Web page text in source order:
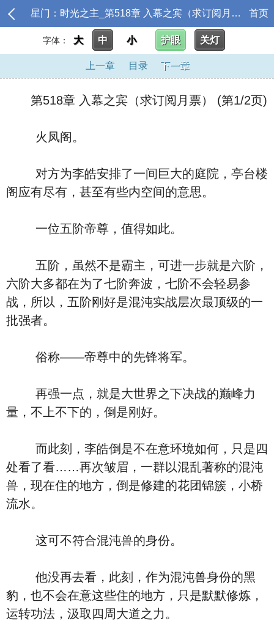
星门：时光之主_第518章 入幕之宾（求订阅月票） 首页
字体： 大 中 小 护眼 关灯
上一章 目录 下一章
第518章 入幕之宾（求订阅月票） (第1/2页)
火凤阁。
对方为李皓安排了一间巨大的庭院，亭台楼
阁应有尽有，甚至有些内空间的意思。
一位五阶帝尊，值得如此。
五阶，虽然不是霸主，可进一步就是六阶，
六阶大多都在为了七阶奔波，七阶不会轻易参
战，所以，五阶刚好是混沌实战层次最顶级的一
批强者。
俗称——帝尊中的先锋将军。
再强一点，就是大世界之下决战的巅峰力
量，不上不下的，倒是刚好。
而此刻，李皓倒是不在意环境如何，只是四
处看了看……再次皱眉，一群以混乱著称的混沌
兽，现在住的地方，倒是修建的花团锦簇，小桥
流水。
这可不符合混沌兽的身份。
他没再去看，此刻，作为混沌兽身份的黑
豹，也不会在意这些住的地方，只是默默修炼，
运转功法，汲取四周大道之力。